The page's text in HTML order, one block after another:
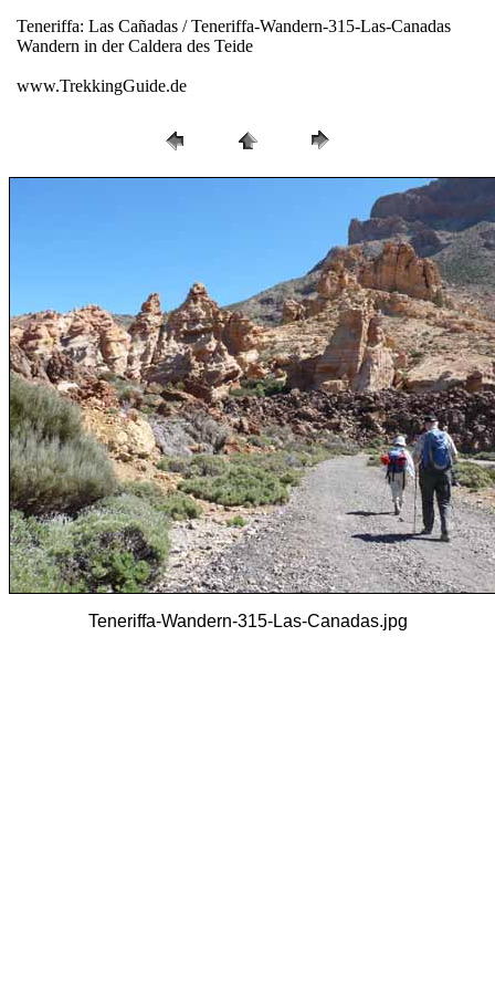
Teneriffa: Las Cañadas / Teneriffa-Wandern-315-Las-Canadas
Wandern in der Caldera des Teide
www.TrekkingGuide.de
Teneriffa-Wandern-315-Las-Canadas.jpg